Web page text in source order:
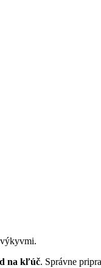
na kľúč. Správne